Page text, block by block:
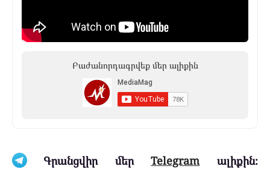
Բաժանորդագրվեք մեր ալիքին
Գրանցվիր մերTelegramալիքին։